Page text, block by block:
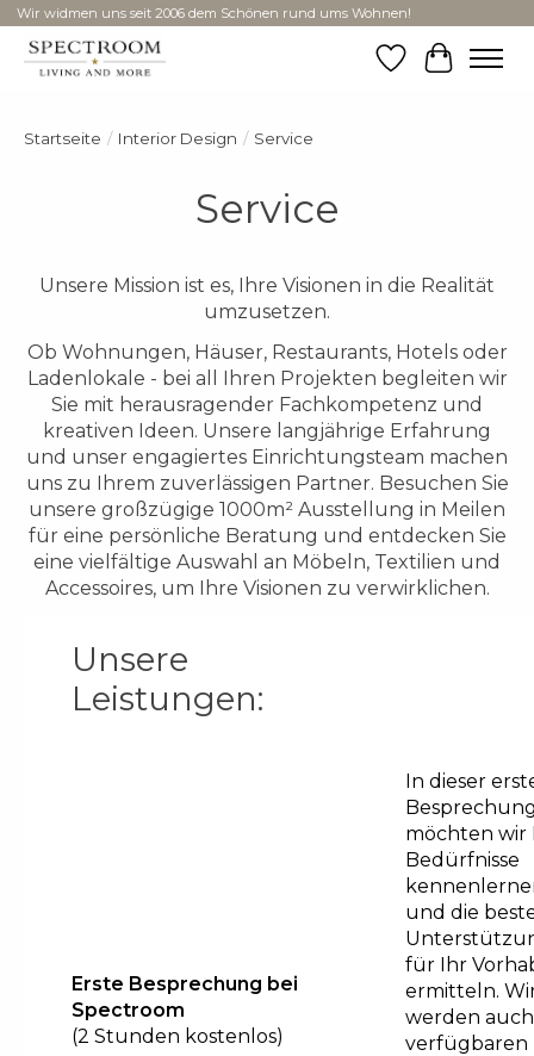
Wir widmen uns seit 2006 dem Schönen rund ums Wohnen!
Wunschzettel
Ihr
Startseite / Interior Design / Service
Service
Unsere Mission ist es, Ihre Visionen in die Realität
umzusetzen.
Ob Wohnungen, Häuser, Restaurants, Hotels oder
Ladenlokale - bei all Ihren Projekten begleiten wir
Sie mit herausragender Fachkompetenz und
kreativen Ideen. Unsere langjährige Erfahrung
und unser engagiertes Einrichtungsteam machen
uns zu Ihrem zuverlässigen Partner. Besuchen Sie
unsere großzügige 1000m² Ausstellung in Meilen
für eine persönliche Beratung und entdecken Sie
eine vielfältige Auswahl an Möbeln, Textilien und
Accessoires, um Ihre Visionen zu verwirklichen.
Unsere
Leistungen:
Erste Besprechung bei
Spectroom
(2 Stunden kostenlos)
In dieser
möchten wir
Bedürfnisse
und die
für Ihr
ermitteln.
werden
verfügbaren